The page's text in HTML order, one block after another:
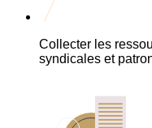
Collecter les
syndicales et